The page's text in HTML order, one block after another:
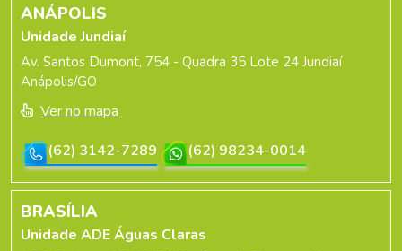
ANÁPOLIS
Unidade Jundiaí
Av. Santos Dumont, 754 - Quadra 35 Lote 24 Jundiaí
Anápolis/GO
Ver no mapa
(62) 3142-7289
(62) 98234-0014
BRASÍLIA
Unidade ADE Águas Claras